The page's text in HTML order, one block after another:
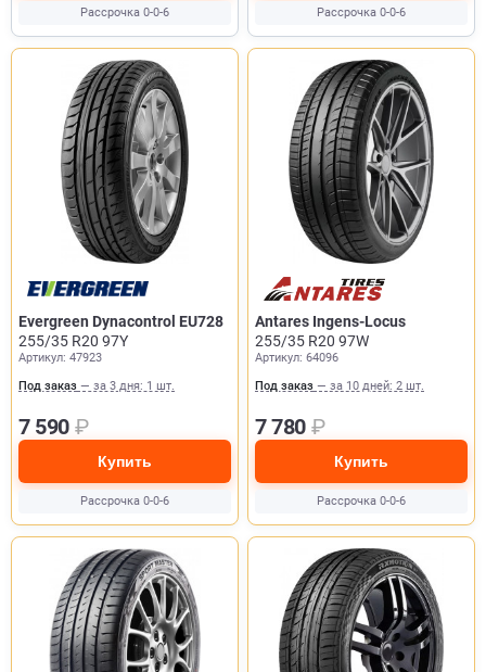
Рассрочка 0-0-6 Рассрочка 0-0-6
Evergreen Dynacontrol EU728
255/35 R20 97Y
Артикул: 47923
Под заказ — за 3 дня: 1 шт.
7 590 ₽
Купить
Рассрочка 0-0-6
Antares Ingens-Locus
255/35 R20 97W
Артикул: 64096
Под заказ — за 10 дней: 2 шт.
7 780 ₽
Купить
Рассрочка 0-0-6